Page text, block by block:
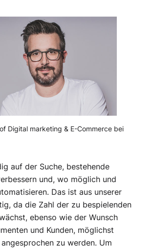
Digital marketing & E-Commerce bei
auf der Suche, bestehende
und, wo möglich und
Das ist aus unserer
da die Zahl der zu bespielenden
ebenso wie der Wunsch
und Kunden, möglichst
zu werden. Um